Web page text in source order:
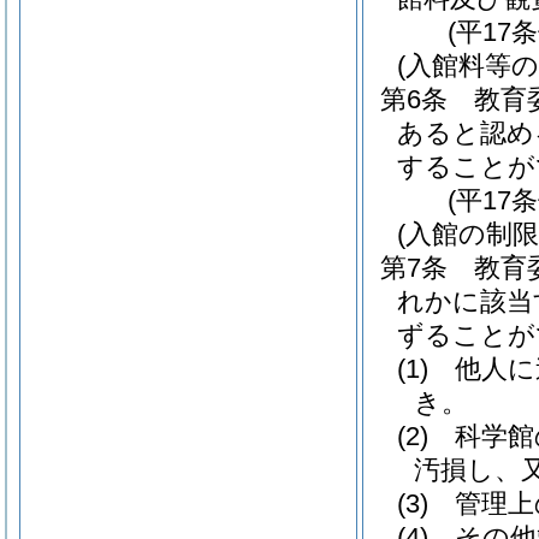
(平17
(入館料等
第6条
教育
あると認
すること
(平17
(入館の制
第7条
教育
れかに該
ずること
(1)
他人
き。
(2)
科学
汚損し、
(3)
管理